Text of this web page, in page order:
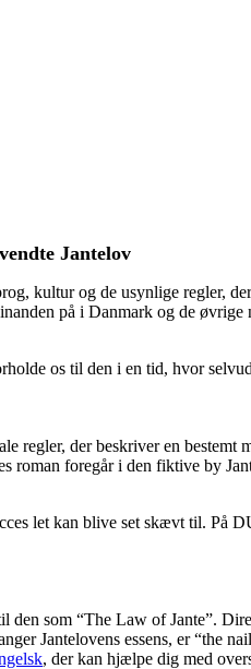
Jantelov
kultur og de usynlige regler,
på i Danmark og de
os til den i en tid, hvor
regler, der beskriver en
roman foregår i den fiktive by
let kan blive set skævt til. På
som “The Law of Jante”.
Jantelovens essens, er “the
, der kan hjælpe dig med